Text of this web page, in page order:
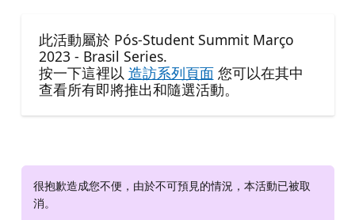
此活動屬於 Pós-Student Summit Março
2023 - Brasil Series.
按一下這裡以 造訪系列頁面您可以在其中
查看所有即將推出和隨選活動。
很抱歉造成您不便，由於不可預見的情況，本活動已被取
消。